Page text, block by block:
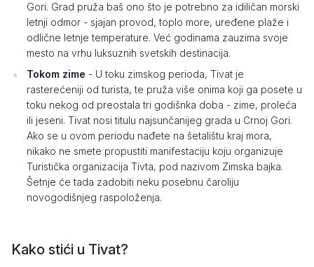
Gori. Grad pruža baš ono što je potrebno za idiličan morski
letnji odmor - sjajan provod, toplo more, uređene plaže i
odlične letnje temperature. Već godinama zauzima svoje
mesto na vrhu luksuznih svetskih destinacija.
Tokom zime - U toku zimskog perioda, Tivat je
rasterećeniji od turista, te pruža više onima koji ga posete u
toku nekog od preostala tri godišnka doba - zime, proleća
ili jeseni. Tivat nosi titulu najsunčanijeg grada u Crnoj Gori.
Ako se u ovom periodu nađete na šetalištu kraj mora,
nikako ne smete propustiti manifestaciju koju organizuje
Turistička organizacija Tivta, pod nazivom Zimska bajka.
Šetnje će tada zadobiti neku posebnu čaroliju
novogodišnjeg raspoloženja.
Kako stići u Tivat?